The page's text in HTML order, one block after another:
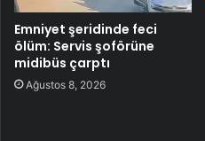
Emniyet şeridinde feci
ölüm: Servis şoförüne
midibüs çarptı
Ağustos 8, 2026